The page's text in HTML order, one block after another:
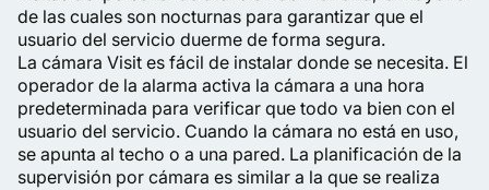
de las cuales son nocturnas para garantizar que el
usuario del servicio duerme de forma segura.
La cámara Visit es fácil de instalar donde se necesita. El
operador de la alarma activa la cámara a una hora
predeterminada para verificar que todo va bien con el
usuario del servicio. Cuando la cámara no está en uso,
se apunta al techo o a una pared. La planificación de la
supervisión por cámara es similar a la que se realiza